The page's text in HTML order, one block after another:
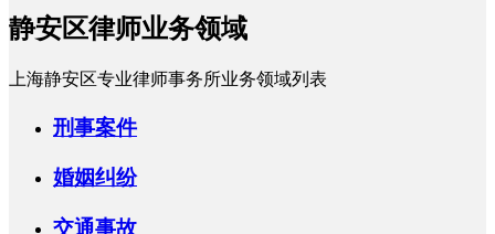
静安区律师业务领域
上海静安区专业律师事务所业务领域列表
刑事案件
婚姻纠纷
交通事故